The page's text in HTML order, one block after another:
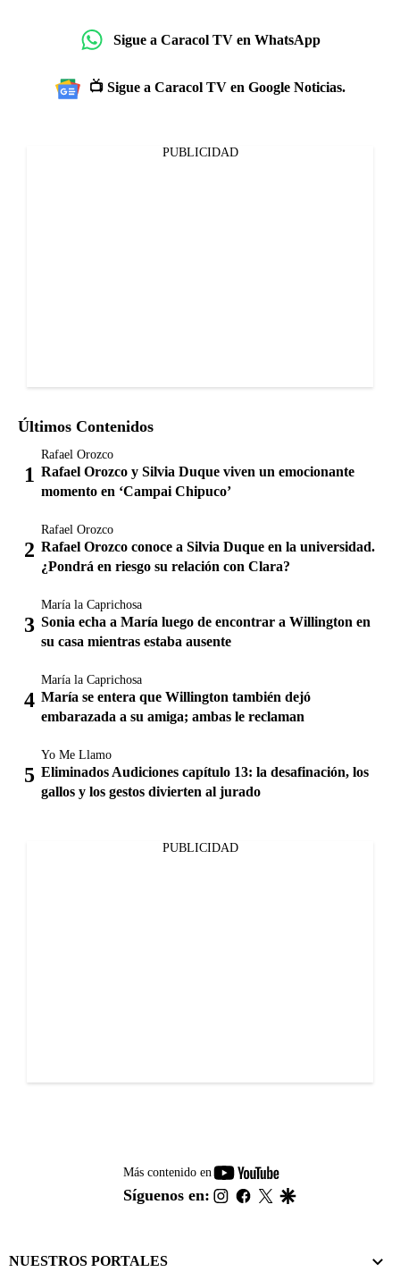
Sigue a Caracol TV en WhatsApp
📺 Sigue a Caracol TV en Google Noticias.
PUBLICIDAD
Últimos Contenidos
Rafael Orozco
Rafael Orozco y Silvia Duque viven un emocionante
momento en ‘Campai Chipuco’
Rafael Orozco
Rafael Orozco conoce a Silvia Duque en la universidad.
¿Pondrá en riesgo su relación con Clara?
María la Caprichosa
Sonia echa a María luego de encontrar a Willington en
su casa mientras estaba ausente
María la Caprichosa
María se entera que Willington también dejó
embarazada a su amiga; ambas le reclaman
Yo Me Llamo
Eliminados Audiciones capítulo 13: la desafinación, los
gallos y los gestos divierten al jurado
PUBLICIDAD
Más contenido en
youtube-
footer
Síguenos en: instagram
facebook
twitter
NUESTROS PORTALES